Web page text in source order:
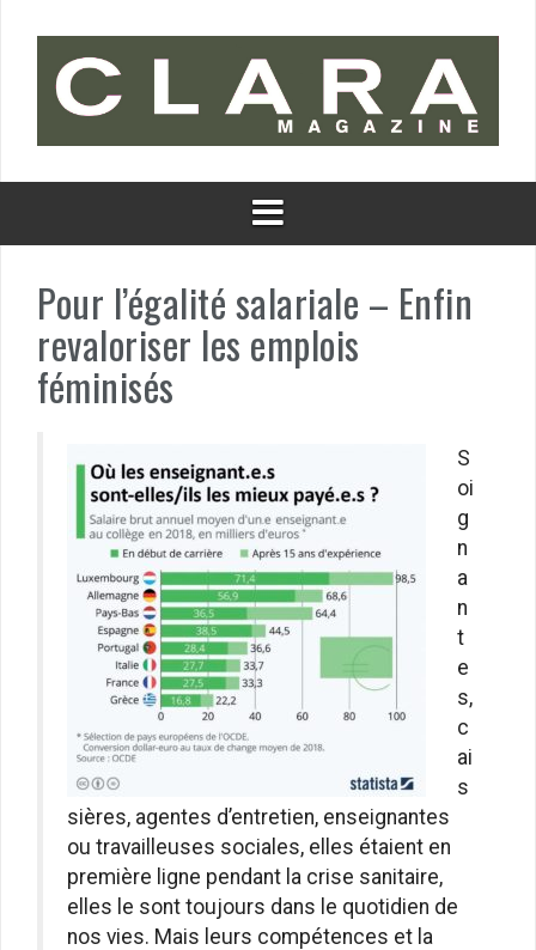
Pour l’égalité salariale – Enfin
revaloriser les emplois
féminisés
S
oi
g
n
a
n
t
e
s,
c
ai
s
sières, agentes d’entretien, enseignantes
ou travailleuses sociales, elles étaient en
première ligne pendant la crise sanitaire,
elles le sont toujours dans le quotidien de
nos vies. Mais leurs compétences et la